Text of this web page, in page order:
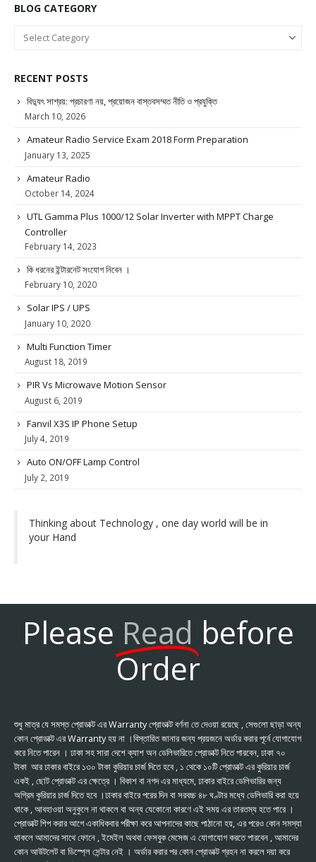
BLOG CATEGORY
RECENT POSTS
বিদ্যুৎ সাশ্রয়: প্রচারণা নয়, প্রয়োজন বাস্তবসম্মত নীতি ও প্রযুক্তি
March 10, 2026
Amateur Radio Service Exam 2018 Form Preparation
January 13, 2025
Amateur Radio
October 14, 2024
UTL Gamma Plus 1000/12 Solar Inverter with MPPT Charge
Controller
February 14, 2023
কি ধরনের ইন্টারনেট সংযোগ নিবেন ।
February 10, 2020
Solar IPS / UPS
January 10, 2020
Multi Function Timer
August 18, 2019
PIR Vs Microwave Motion Sensor
August 6, 2019
Fanvil X3S IP Phone Setup
July 4, 2019
Auto ON/OFF Lamp Control
July 2, 2019
Thinking about Technology , one day world will be in
your Hand
Please Read before
Order
শুধু মাত্র যে সমস্ত প্রোডাক্ট এর Warranty প্রোডাক্ট বর্ণনা তে দেওয়া রয়েছে , সেগুলো ছাড়া অন্য
কোন প্রোডাক্ট এর Warranty হয় না ।বিস্তারিত জানার জন্য প্রয়জনে অর্ডার করার পূর্বে যোগাযোগ
করে নিতে পারেন । ঢাকা সহ সারা দেশে ক্যাশ অন ডেলিভারিতে প্রোডাক্ট নিতে পারবেন, ঢাকা ৭০
টাকা আর ঢাকার বাইরে ১৩০ টাকা কুরিয়ার চার্জ দিতে হবে , ১ থেকে ১০টি প্রোডাক্ট এর কুরিয়ার চার্জ
একই , ছোট প্রোডাক্ট এর ক্ষেত্রে । বিকাশ বা নগদ এর মাধ্যমে, ঢাকার বাইরে ডেলিভারির জন্য
অগ্রিম কুরিয়ার চার্জ দিতে হবে ।ঢাকার বাইরে পরের দিন বা সরবচ্চ ৪৮ ঘণ্টার মধ্যে ডেলিভারি করা হয়ে
থাকে , আবহাওয়া অনুকুলে না থাকলে বা অন্য যেকোনো কারণে এই সময় এর তারতম্য হতে পারে ।
প্রোডাক্ট শিপ করার আগে একাধিকবার পরীক্ষা করে আপনাদের কাছে পাঠানো হয়, এর পরেও কোন সমস্যা
থাকলে আমাদের সাথে ফোনে , ইমেইল অথবা ফেসবুক মেসেজ এ যোগাযোগ করতে পারবেন , আমাদের
কোন আউটলেট বা ডিস্প্লে সেন্টার নেই । অর্ডার করার পর কোন প্রোডাক্ট গ্রহন না করলে দয়া করে
Someone just purchased